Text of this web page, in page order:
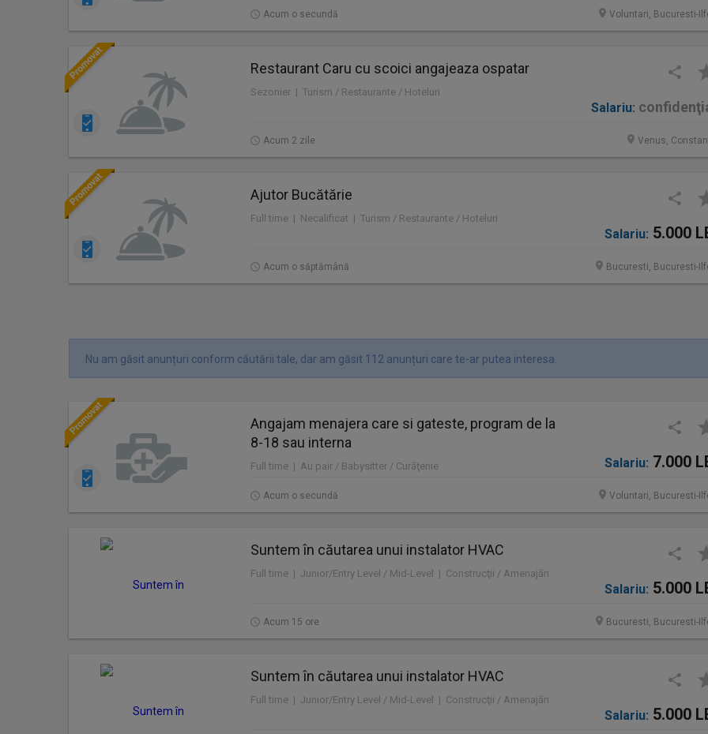
Acum o secundă Voluntari, Bucuresti-
Restaurant Caru cu scoici angajeaza ospatar
Sezonier | Turism / Restaurante / Hoteluri
Salariu:
Acum 2 zile Venus,
Ajutor Bucătărie
Full time | Necalificat | Turism / Restaurante / Hoteluri
Salariu: 5.000
Acum o săptămână Bucuresti, Bucuresti-
Nu am găsit anunțuri conform căutării tale, dar am găsit 112 anunțuri care te-ar putea interesa.
Angajam menajera care si gateste, program de la
8-18 sau interna
Full time | Au pair / Babysitter / Curăţenie Salariu: 7.000
Acum o secundă Voluntari, Bucuresti-
Suntem în căutarea unui instalator HVAC
Full time | Junior/Entry Level / Mid-Level | Construcţii / Amenajări
Salariu: 5.000
Acum 15 ore Bucuresti, Bucuresti-
Suntem în căutarea unui instalator HVAC
Full time | Junior/Entry Level / Mid-Level | Construcţii / Amenajări
Salariu: 5.000